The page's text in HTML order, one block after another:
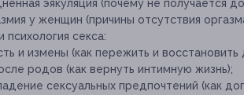
эякуляция (почему не получается
у женщин (причины отсутствия
секса:
и измены (как пережить и восстановить
родов (как вернуть интимную жизнь);
сексуальных предпочтений (как